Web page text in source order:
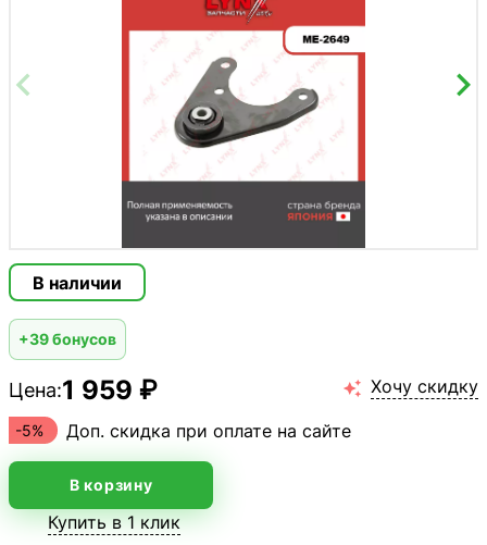
В наличии
+39 бонусов
Цена:1 959 ₽  Хочу скидку
-5% Доп. скидка при оплате на сайте
В корзину
Купить в 1 клик